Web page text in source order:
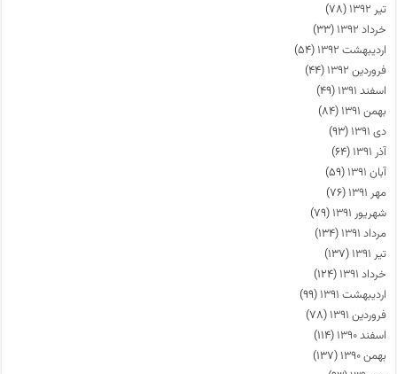
تیر ۱۳۹۲
(۷۸)
خرداد ۱۳۹۲
(۳۳)
اردیبهشت ۱۳۹۲
(۵۴)
فروردین ۱۳۹۲
(۴۴)
اسفند ۱۳۹۱
(۴۹)
بهمن ۱۳۹۱
(۸۴)
دی ۱۳۹۱
(۹۳)
آذر ۱۳۹۱
(۶۴)
آبان ۱۳۹۱
(۵۹)
مهر ۱۳۹۱
(۷۶)
شهریور ۱۳۹۱
(۷۹)
مرداد ۱۳۹۱
(۱۳۴)
تیر ۱۳۹۱
(۱۳۷)
خرداد ۱۳۹۱
(۱۲۴)
اردیبهشت ۱۳۹۱
(۹۹)
فروردین ۱۳۹۱
(۷۸)
اسفند ۱۳۹۰
(۱۱۴)
بهمن ۱۳۹۰
(۱۳۷)